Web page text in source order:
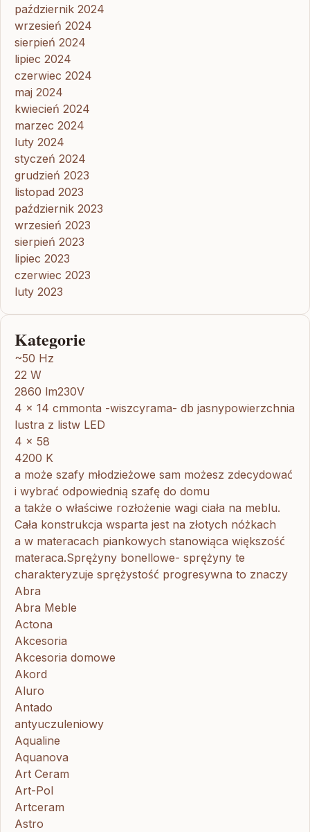
październik 2024
wrzesień 2024
sierpień 2024
lipiec 2024
czerwiec 2024
maj 2024
kwiecień 2024
marzec 2024
luty 2024
styczeń 2024
grudzień 2023
listopad 2023
październik 2023
wrzesień 2023
sierpień 2023
lipiec 2023
czerwiec 2023
luty 2023
Kategorie
~50 Hz
22 W
2860 lm230V
4 x 14 cmmonta -wiszcyrama- db jasnypowierzchnia
lustra z listw LED
4 x 58
4200 K
a może szafy młodzieżowe sam możesz zdecydować
i wybrać odpowiednią szafę do domu
a także o właściwe rozłożenie wagi ciała na meblu.
Cała konstrukcja wsparta jest na złotych nóżkach
a w materacach piankowych stanowiąca większość
materaca.Sprężyny bonellowe- sprężyny te
charakteryzuje sprężystość progresywna to znaczy
Abra
Abra Meble
Actona
Akcesoria
Akcesoria domowe
Akord
Aluro
Antado
antyuczuleniowy
Aqualine
Aquanova
Art Ceram
Art-Pol
Artceram
Astro